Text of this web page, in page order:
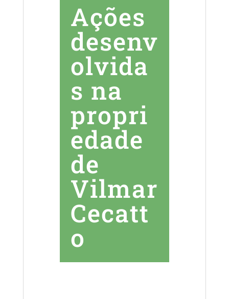
Ações
desenv
olvida
s na
propri
edade
de
Vilmar
Cecatt
o